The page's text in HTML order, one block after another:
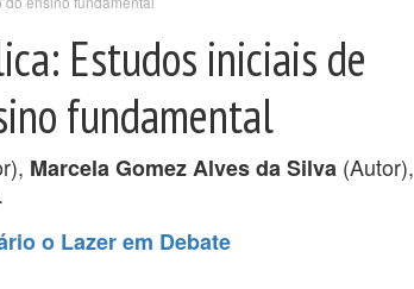
Estudos iniciais de
fundamental
Marcela Gomez Alves da Silva (Autor),
o Lazer em Debate